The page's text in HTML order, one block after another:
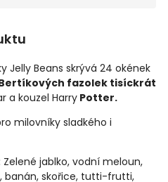
Jelly Beans skrývá 24 okének
fazolek tisíckrát
a kouzel Harry Potter.
milovníky sladkého i
jablko, vodní meloun,
banán, skořice, tutti-frutti,